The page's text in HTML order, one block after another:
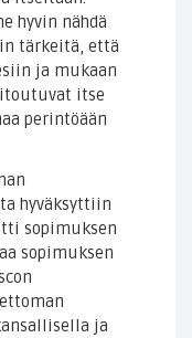
hyvin nähdä
tärkeitä, että
ja mukaan
itse
perintöään
hyväksyttiin
sopimuksen
sopimuksen
ja